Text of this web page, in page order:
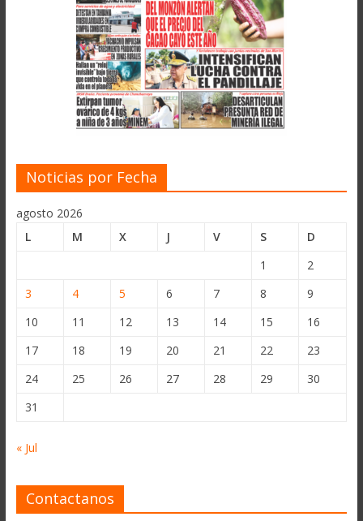
Noticias por Fecha
agosto 2026
L
M X J V S
D
1
2
3
4 5 6 7 8
9
10
11 12 13 14 15
16
17
18 19 20 21 22
23
24
25 26 27 28 29
30
31
« Jul
Contactanos